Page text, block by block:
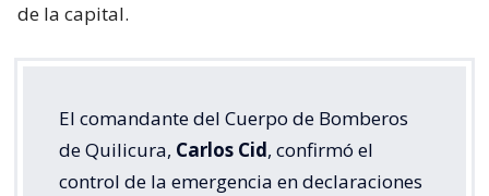
de la capital.
El comandante del Cuerpo de Bomberos
de Quilicura, Carlos Cid, confirmó el
control de la emergencia en declaraciones